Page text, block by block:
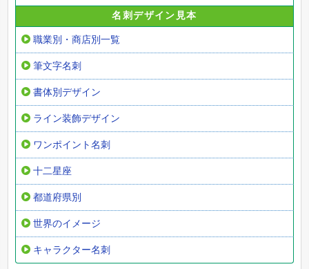
名刺デザイン見本
職業別・商店別一覧
筆文字名刺
書体別デザイン
ライン装飾デザイン
ワンポイント名刺
十二星座
都道府県別
世界のイメージ
キャラクター名刺